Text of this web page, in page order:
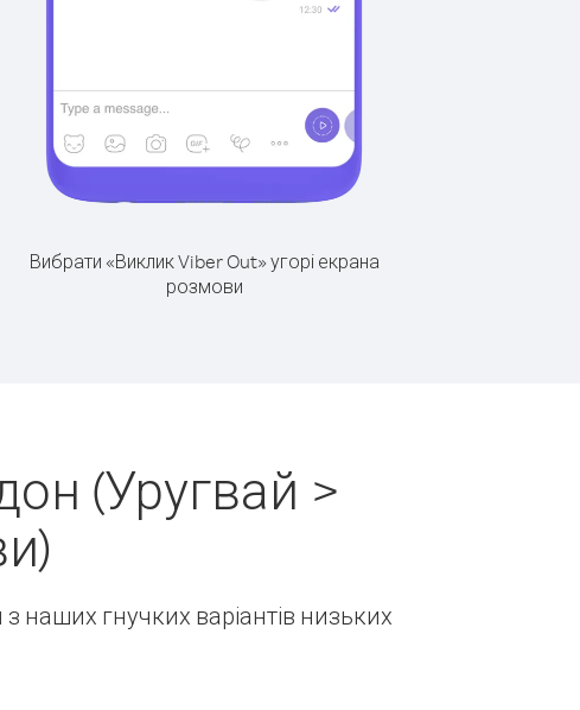
Вибрати «Виклик Viber Out» угорі екрана
розмови
(Уругвай >
наших гнучких варіантів низьких